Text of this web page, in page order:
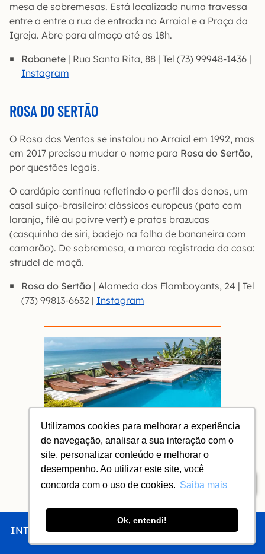
Utilizamos cookies para melhorar a experiência
de navegação, analisar a sua interação com o
site, personalizar conteúdo e melhorar o
desempenho. Ao utilizar este site, você
concorda com o uso de cookies. Saiba mais
Ok, entendi!
INTRO CHEGAR FICAR COMER FAZER
Índice
mesa de sobremesas. Está localizado numa travessa
entre a entre a rua de entrada no Arraial e a Praça da
Igreja. Abre para almoço até as 18h.
Rabanete | Rua Santa Rita, 88 | Tel (73) 99948-1436 |
Instagram
ROSA DO SERTÃO
O Rosa dos Ventos se instalou no Arraial em 1992, mas
em 2017 precisou mudar o nome para Rosa do Sertão,
por questões legais.
O cardápio continua refletindo o perfil dos donos, um
casal suíço-brasileiro: clássicos europeus (pato com
laranja, filé au poivre vert) e pratos brazucas
(casquinha de siri, badejo na folha de bananeira com
camarão). De sobremesa, a marca registrada da casa:
strudel de maçã.
Rosa do Sertão | Alameda dos Flamboyants, 24 | Tel
(73) 99813-6632 | Instagram
Onde ficar em Arraial d’Ajuda
Hotéis e pousadas de charme, pé na
areia, no Centro e melhores custo x
benefício
RESTAURANTES NO CAMINHO DA BALSA